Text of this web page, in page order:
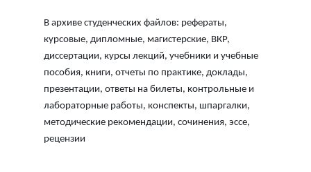
В архиве студенческих файлов: рефераты,
курсовые, дипломные, магистерские, ВКР,
диссертации, курсы лекций, учебники и учебные
пособия, книги, отчеты по практике, доклады,
презентации, ответы на билеты, контрольные и
лабораторные работы, конспекты, шпаргалки,
методические рекомендации, сочинения, эссе,
рецензии